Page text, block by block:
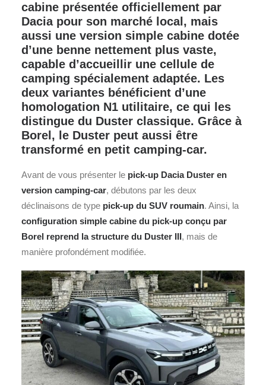
cabine présentée officiellement par
Dacia pour son marché local, mais
aussi une version simple cabine dotée
d’une benne nettement plus vaste,
capable d’accueillir une cellule de
camping spécialement adaptée. Les
deux variantes bénéficient d’une
homologation N1 utilitaire, ce qui les
distingue du Duster classique. Grâce à
Borel, le Duster peut aussi être
transformé en petit camping-car.
Avant de vous présenter le pick-up DaciaDuster en
version camping-car, débutons par les deux
déclinaisons de type pick-up du SUV roumain. Ainsi, la
configuration simple cabine du pick-up conçu par
Borel reprend la structure du Duster III, mais de
manière profondément modifiée.